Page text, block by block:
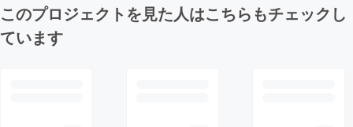
このプロジェクトを見た人はこちらもチェックし
ています